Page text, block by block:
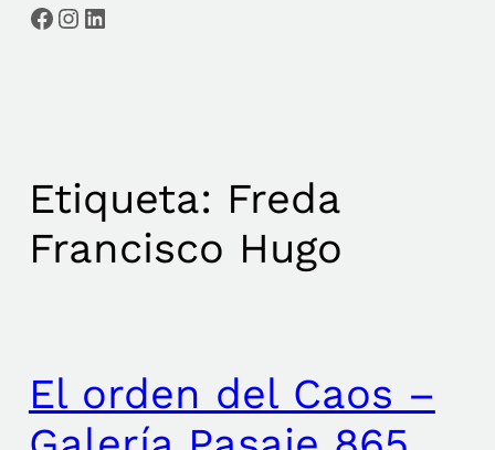
Facebook Instagram LinkedIn
Etiqueta: Freda
Francisco Hugo
El orden del Caos –